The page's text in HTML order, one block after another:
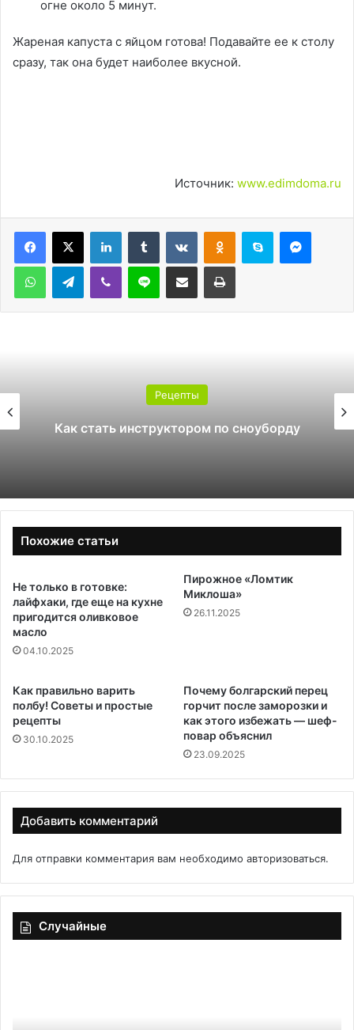
огне около 5 минут.
Жареная капуста с яйцом готова! Подавайте ее к столу
сразу, так она будет наиболее вкусной.
Источник: www.edimdoma.ru
LinkedInTumblr ВконтактеОдноклассники
Skype
WhatsAppTelegramViber Line Поделиться через электронную почту Печатать
Рецепты
Какой поликарбонат выбрать для
теплицы: 4 или 6 мм
Похожие статьи
Не только в готовке:
лайфхаки, где еще на кухне
пригодится оливковое
масло
04.10.2025
Пирожное «Ломтик
Миклоша»
26.11.2025
Как правильно варить
полбу! Советы и простые
рецепты
30.10.2025
Почему болгарский перец
горчит после заморозки и
как этого избежать — шеф-
повар объяснил
23.09.2025
Добавить комментарий
Для отправки комментария вам необходимо авторизоваться.
Случайные